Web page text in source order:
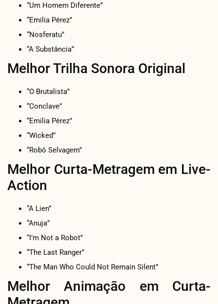
“Um Homem Diferente”
“Emilia Pérez”
“Nosferatu”
“A Substância”
Melhor Trilha Sonora Original
“O Brutalista”
“Conclave”
“Emilia Pérez”
“Wicked”
“Robô Selvagem”
Melhor Curta-Metragem em Live-
Action
“A Lien”
“Anuja”
“I’m Not a Robot”
“The Last Ranger”
“The Man Who Could Not Remain Silent”
Melhor Animação em Curta-